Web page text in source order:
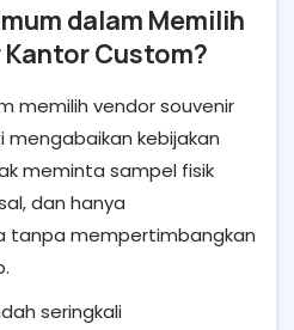
dalam Memilih
Custom?
memilih vendor souvenir
kebijakan
meminta sampel fisik
dan hanya
tanpa mempertimbangkan
seringkali